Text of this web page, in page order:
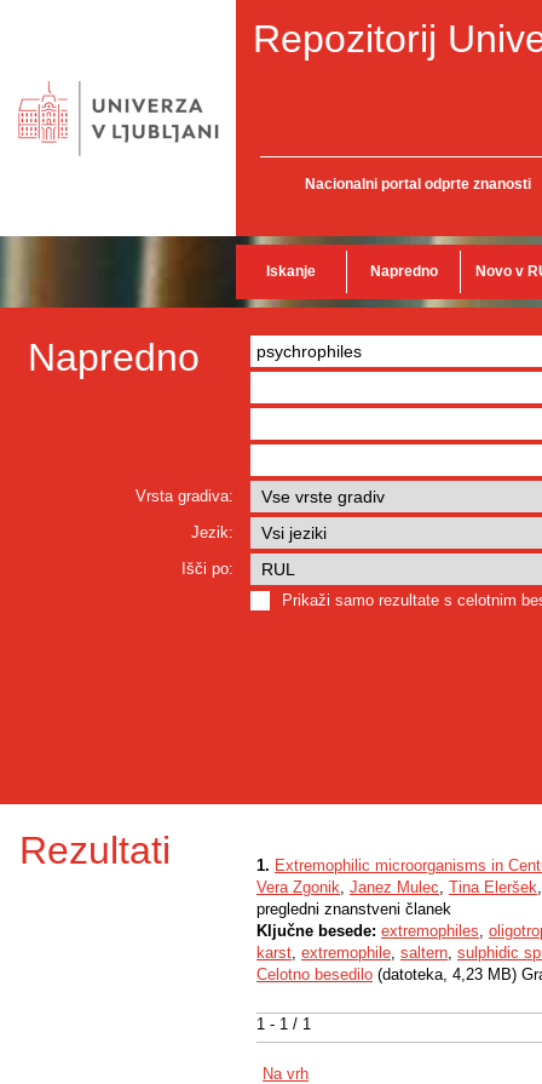
Repozitorij
Nacionalni portal odprte znanosti
Iskanje Napredno Novo v
Napredno
Vrsta gradiva:
Jezik:
Išči po:
Prikaži samo rezultate s celotnim
Rezultati
1 - 1 / 1
1. Extremophilic microorganisms in
Vera Zgonik, Janez Mulec, Tina Eleršek
pregledni znanstveni članek
Ključne besede: extremophiles,
karst, extremophile, saltern, sulphidic
Celotno besedilo (datoteka, 4,23 MB)
Na vrh